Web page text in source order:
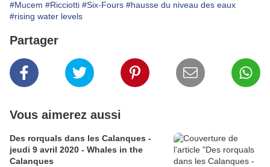
#Mucem #Ricciotti #Six-Fours #hausse du niveau des eaux
#rising water levels
Partager
Vous aimerez aussi
Des rorquals dans les Calanques -
jeudi 9 avril 2020 - Whales in the
Calanques